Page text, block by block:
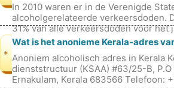
In 2010 waren er in de Verenigde
alcoholgerelateerde verkeersdoden.
31% van alle verkeersdoden voor het
*
Wat is het anonieme Kerala-adres
Anoniem alcoholisch adres in Kerala
dienststructuur (KSAA) #63/25-B,
Ernakulam, Kerala 683566 Telefoon: